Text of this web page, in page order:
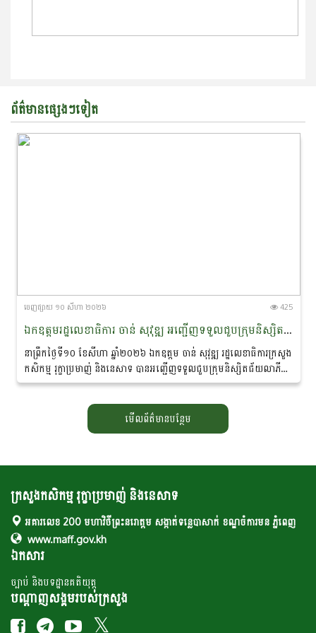
ព័ត៌មានផ្សេងៗទៀត
ចេញ​ផ្សាយ​ ១០ សីហា ២០២៦ 425
ឯកឧត្តមរដ្ឋលេខាធិការ ចាន់ សុវុឌ្ឍ អញ្ជើញទទួលជួបក្រុមនិស្សិតជ័យលាភីអាហារូបករណ៍ក្នុងកម្មវិធីរដ្ឋាភិបាលប្រទេសហុងគ្រី​ រដ្ឋាភិបាលសាធារណរដ្ឋឆែក​ និងសហភាពអឺរ៉ុប
នាព្រឹកថ្ងៃទី១០ ខែសីហា ឆ្នាំ២០២៦ ឯកឧត្តម ចាន់ សុវុឌ្ឍ រដ្ឋលេខាធិការក្រសួង
កសិកម្ម រុក្ខាប្រមាញ់ និងនេសាទ បានអញ្ជេីញទទួលជួបក្រុមនិស្សិតជ័យលាភី
អាហារូបករណ៍ក្នុងកម្មវិធីរដ្ឋាភិបាលប្រទេសហុងគ្រី​...
មើលព័ត៌មានបន្ថែម
ក្រសួងកសិកម្ម រុក្ខាប្រមាញ់ និងនេសាទ
អគារលេខ 200 មហាវិថីព្រះនរោត្តម សង្កាត់ទន្លេបាសាក់ ខណ្ឌចំការមន ភ្នំពេញ
www.maff.gov.kh
ឯកសារ
ច្បាប់ និងបទដ្ឋានគតិយុត្ត
បណ្តាញសង្គមរបស់ក្រសួង